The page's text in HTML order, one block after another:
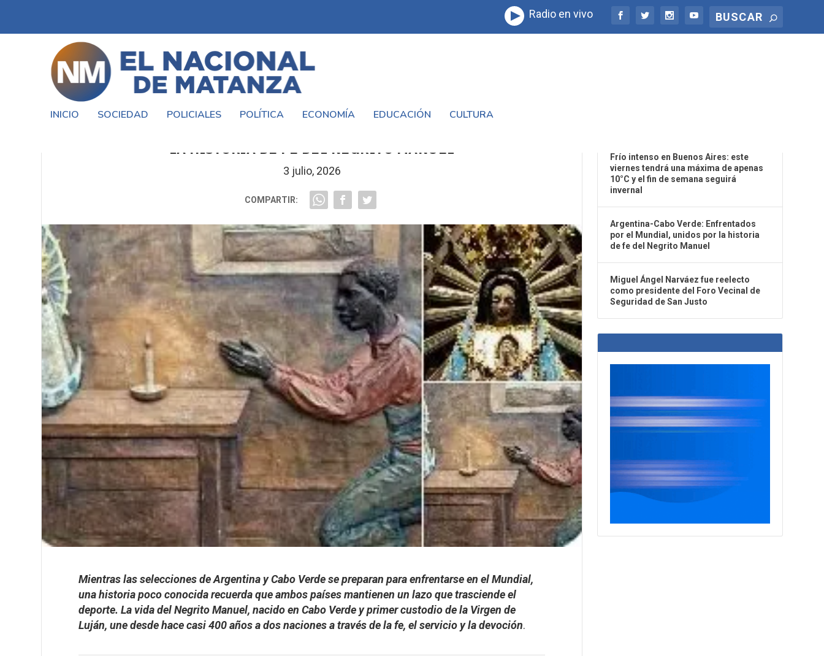
Radio en vivo
INICIO SOCIEDAD POLICIALES POLÍTICA ECONOMÍA EDUCACIÓN CULTURA
LA HISTORIA DE FE DEL NEGRITO MANUEL
3 julio, 2026
COMPARTIR:
Mientras las selecciones de Argentina y Cabo Verde se preparan para enfrentarse en el Mundial,
una historia poco conocida recuerda que ambos países mantienen un lazo que trasciende el
deporte. La vida del Negrito Manuel, nacido en Cabo Verde y primer custodio de la Virgen de
Luján, une desde hace casi 400 años a dos naciones a través de la fe, el servicio y la devoción.
Frío intenso en Buenos Aires: este
viernes tendrá una máxima de apenas
10°C y el fin de semana seguirá
invernal
Argentina-Cabo Verde: Enfrentados
por el Mundial, unidos por la historia
de fe del Negrito Manuel
Miguel Ángel Narváez fue reelecto
como presidente del Foro Vecinal de
Seguridad de San Justo